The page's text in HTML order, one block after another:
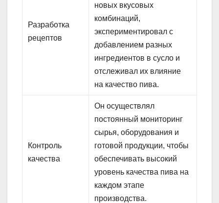
Разработка
рецептов
новых вкусовых
комбинаций,
экспериментировал с
добавлением разных
ингредиентов в сусло и
отслеживал их влияние
на качество пива.
Контроль
качества
Он осуществлял
постоянный мониторинг
сырья, оборудования и
готовой продукции, чтобы
обеспечивать высокий
уровень качества пива на
каждом этапе
производства.